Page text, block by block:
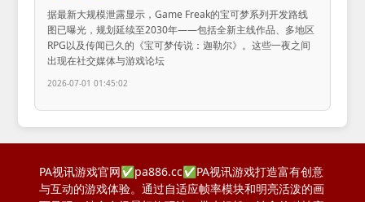
据最新大规模泄露显示，Game Freak的宝可梦系列开发路线
图已曝光，规划延续至2030年——包括全新主线作品、多地区
RPG以及传闻已久的《宝可梦传说：迦勒尔》。这些一夜之间
出现在社交媒体与游戏论坛
2026-07-01 01:45:02
PA视讯游戏官网✅pa886.cc✅PA视讯游戏打造富有创意
与互动的游戏体验。通过自适应帧率模块和明亮活泼的画